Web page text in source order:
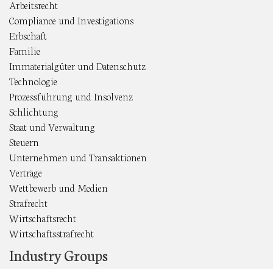
Arbeitsrecht
Compliance und Investigations
Erbschaft
Familie
Immaterialgüter und Datenschutz
Technologie
Prozessführung und Insolvenz
Schlichtung
Staat und Verwaltung
Steuern
Unternehmen und Transaktionen
Verträge
Wettbewerb und Medien
Strafrecht
Wirtschaftsrecht
Wirtschaftsstrafrecht
Industry Groups